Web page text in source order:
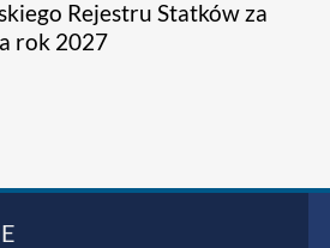
Rejestru Statków za
rok 2027